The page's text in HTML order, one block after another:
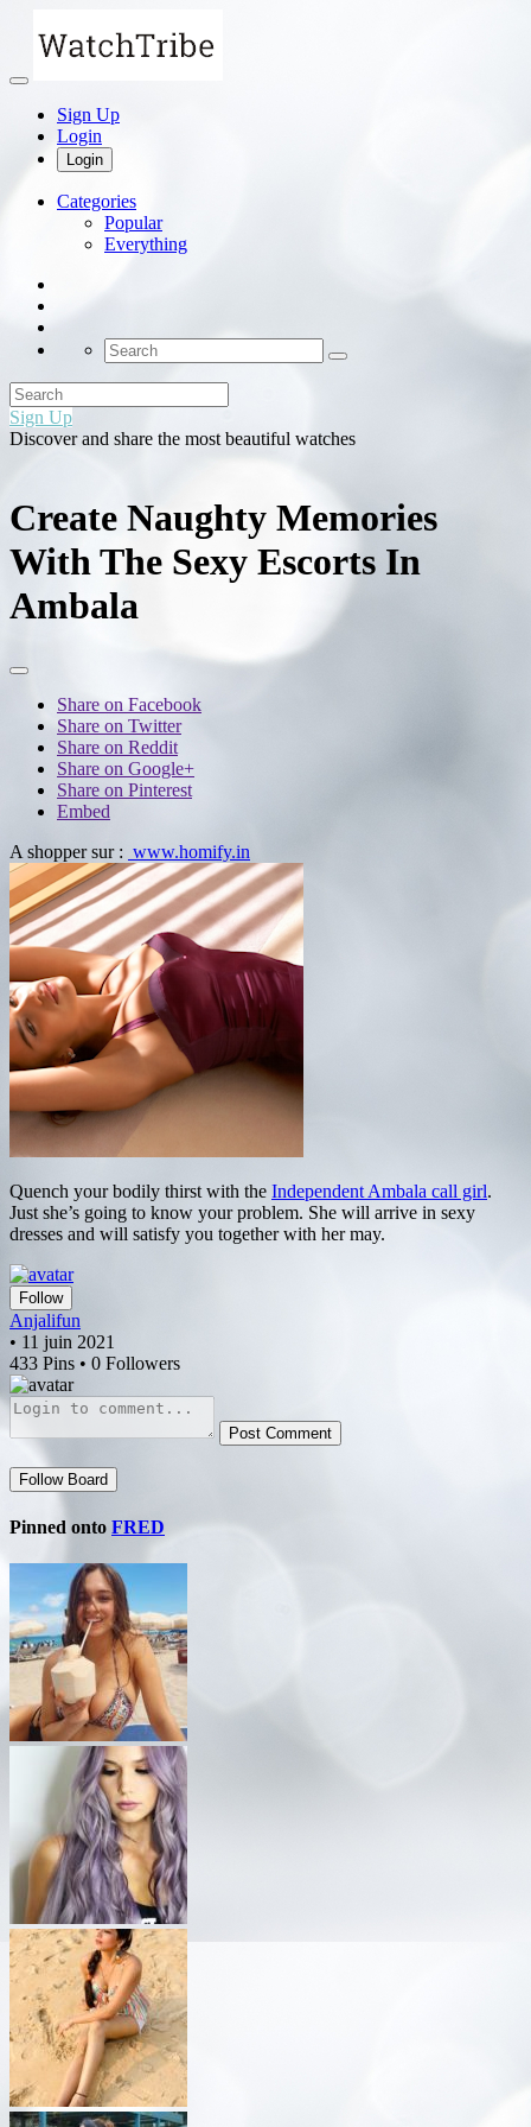
Sign Up
Login
Login
Categories
Popular
Everything
Sign Up
Discover and share the most beautiful watches
Create Naughty Memories
With The Sexy Escorts In
Ambala
Share on Facebook
Share on Twitter
Share on Reddit
Share on Google+
Share on Pinterest
Embed
A shopper sur : www.homify.in
Quench your bodily thirst with the Independent Ambala call girl.
Just she’s going to know your problem. She will arrive in sexy
dresses and will satisfy you together with her may.
Follow
Anjalifun
• 11 juin 2021
433 Pins • 0 Followers
Post Comment
Follow Board
Pinned onto FRED